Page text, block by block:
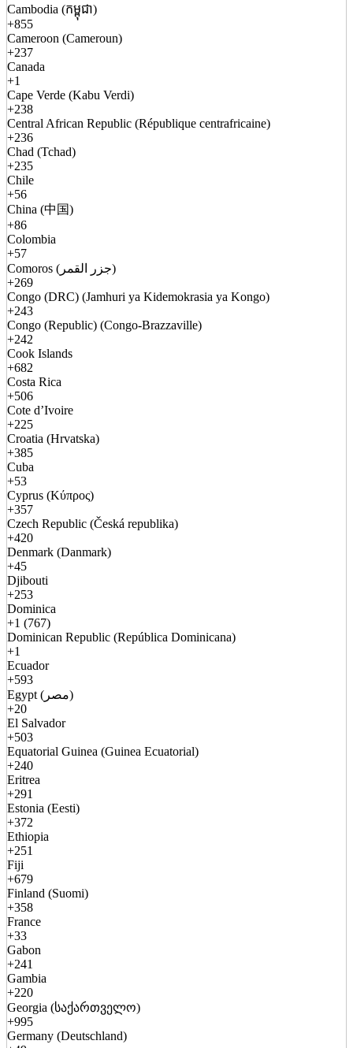
Cambodia (កម្ពុជា)
+855
Cameroon (Cameroun)
+237
Canada
+1
Cape Verde (Kabu Verdi)
+238
Central African Republic (République centrafricaine)
+236
Chad (Tchad)
+235
Chile
+56
China (中国)
+86
Colombia
+57
Comoros (جزر القمر)
+269
Congo (DRC) (Jamhuri ya Kidemokrasia ya Kongo)
+243
Congo (Republic) (Congo-Brazzaville)
+242
Cook Islands
+682
Costa Rica
+506
Cote d’Ivoire
+225
Croatia (Hrvatska)
+385
Cuba
+53
Cyprus (Κύπρος)
+357
Czech Republic (Česká republika)
+420
Denmark (Danmark)
+45
Djibouti
+253
Dominica
+1 (767)
Dominican Republic (República Dominicana)
+1
Ecuador
+593
Egypt (مصر)
+20
El Salvador
+503
Equatorial Guinea (Guinea Ecuatorial)
+240
Eritrea
+291
Estonia (Eesti)
+372
Ethiopia
+251
Fiji
+679
Finland (Suomi)
+358
France
+33
Gabon
+241
Gambia
+220
Georgia (საქართველო)
+995
Germany (Deutschland)